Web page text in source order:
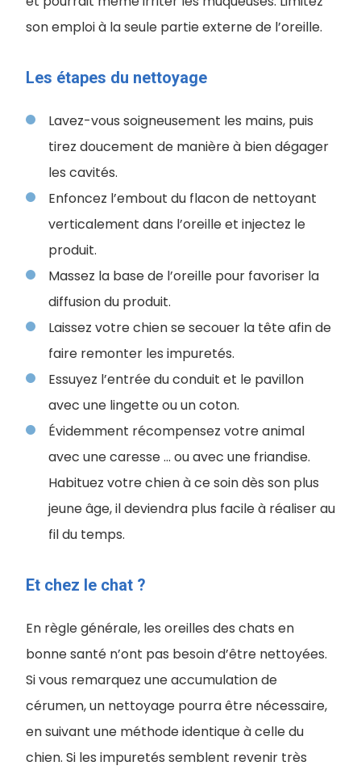
son emploi à la seule partie externe de l’oreille.
Les étapes du nettoyage
Lavez-vous soigneusement les mains, puis
tirez doucement de manière à bien dégager
les cavités.
Enfoncez l’embout du flacon de nettoyant
verticalement dans l’oreille et injectez le
produit.
Massez la base de l’oreille pour favoriser la
diffusion du produit.
Laissez votre chien se secouer la tête afin de
faire remonter les impuretés.
Essuyez l’entrée du conduit et le pavillon
avec une lingette ou un coton.
Évidemment récompensez votre animal
avec une caresse ... ou avec une friandise.
Habituez votre chien à ce soin dès son plus
jeune âge, il deviendra plus facile à réaliser au
fil du temps.
Et chez le chat ?
En règle générale, les oreilles des chats en
bonne santé n’ont pas besoin d’être nettoyées.
Si vous remarquez une accumulation de
cérumen, un nettoyage pourra être nécessaire,
en suivant une méthode identique à celle du
chien. Si les impuretés semblent revenir très